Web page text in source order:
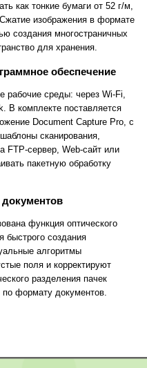
как тонкие бумаги от 52 г/м,
изображения в формате
создания многостраничных
для хранения.
обеспечение
рабочие среды: через Wi-Fi,
В комплекте поставляется
Document Capture Pro, с
сканирования,
FTP-сервер, Web-сайт или
пакетную обработку
документов
функция оптического
быстрого создания
алгоритмы
поля и корректируют
разделения пачек
формату документов.